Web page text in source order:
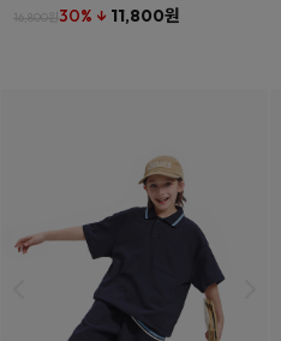
16,800원30% ↓ 11,800원